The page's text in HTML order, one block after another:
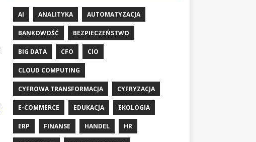
AI ANALITYKA AUTOMATYZACJA
BANKOWOŚĆ BEZPIECZEŃSTWO
BIG DATA CFO CIO
CLOUD COMPUTING
CYFROWA TRANSFORMACJA CYFRYZACJA
E-COMMERCE EDUKACJA EKOLOGIA
ERP FINANSE HANDEL HR